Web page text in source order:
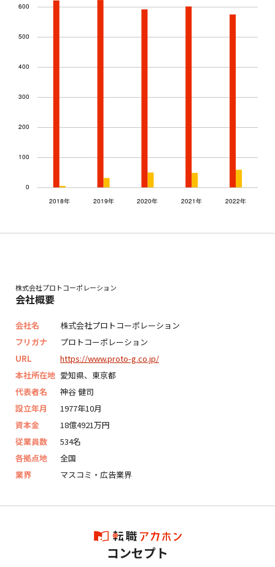
株式会社プロトコーポレーション
会社概要
会社名
株式会社プロトコーポレーション
フリガナ
プロトコーポレーション
URL
https://www.proto-g.co.jp/
本社所在地 愛知県、東京都
代表者名
神谷 健司
設立年月
1977年10月
資本金
18億4921万円
従業員数
534名
各拠点地
全国
業界
マスコミ・広告業界
コンセプト